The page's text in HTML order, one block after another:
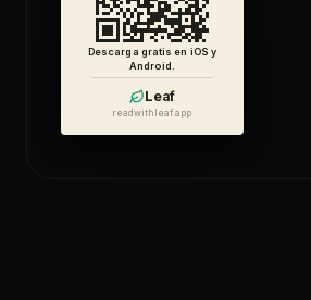
Descarga gratis en iOS y
Android.
Leaf
readwithleaf.app